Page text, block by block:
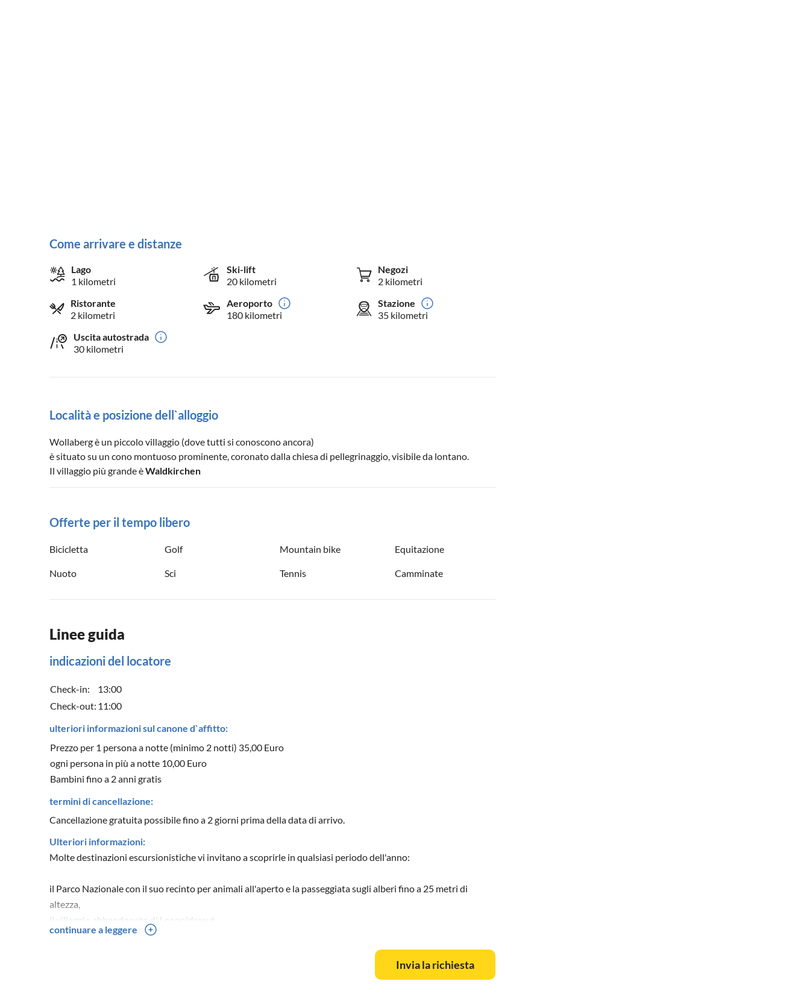
Come arrivare e distanze
Lago
1 kilometri
Ski-lift
20 kilometri
Negozi
2 kilometri
Ristorante
2 kilometri
Aeroporto
180 kilometri
Stazione
35 kilometri
Uscita autostrada
30 kilometri
Località e posizione dell`alloggio
Wollaberg è un piccolo villaggio (dove tutti si conoscono ancora)
è situato su un cono montuoso prominente, coronato dalla chiesa di pellegrinaggio, visibile da lontano.
Il villaggio più grande èWaldkirchen
Offerte per il tempo libero
Bicicletta Golf Mountain bike Equitazione
Nuoto Sci Tennis Camminate
Linee guida
indicazioni del locatore
Check-in:
13:00
Check-out: 11:00
ulteriori informazioni sul canone d`affitto:
Prezzo per 1 persona a notte (minimo 2 notti) 35,00 Euro
ogni persona in più a notte 10,00 Euro
Bambini fino a 2 anni gratis
termini di cancellazione:
Cancellazione gratuita possibile fino a 2 giorni prima della data di arrivo.
Ulteriori informazioni:
Molte destinazioni escursionistiche vi invitano a scoprirle in qualsiasi periodo dell'anno:
il Parco Nazionale con il suo recinto per animali all'aperto e la passeggiata sugli alberi fino a 25 metri di
altezza,
il villaggio abbandonato di Leopoldsreut
Villaggio museo di Finsterau e Tittling
continuare a leggere
Invia la richiesta